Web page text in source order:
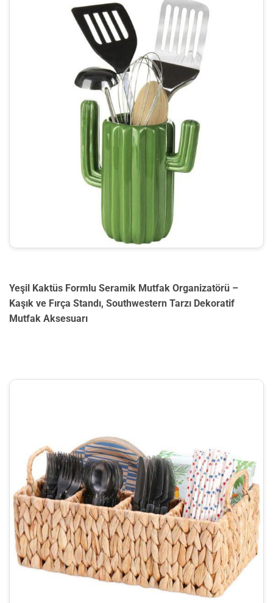
Yeşil Kaktüs Formlu Seramik Mutfak Organizatörü –
Kaşık ve Fırça Standı, Southwestern Tarzı Dekoratif
Mutfak Aksesuarı